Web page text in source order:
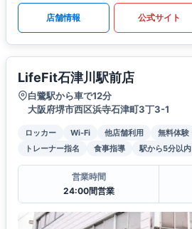
店舗情報 公式サイト
LifeFit石津川駅前店
白鷺駅から車で12分
大阪府堺市西区浜寺石津町3丁3-1
ロッカー Wi-Fi 他店舗利用 無料体験
トレーナー指名
食事指導 駅から5分以内
営業時間
24:00間営業